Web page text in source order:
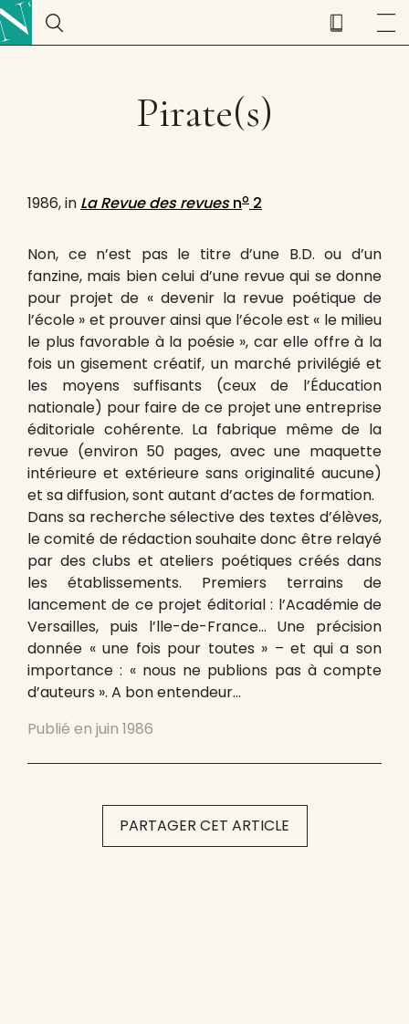
Pirate(s)
1986, in La Revue des revuesno 2
Non, ce n’est pas le titre d’une B.D. ou d’un
fanzine, mais bien celui d’une revue qui se donne
pour projet de « devenir la revue poétique de
l’école » et prouver ainsi que l’école est « le milieu
le plus favorable à la poésie », car elle offre à la
fois un gisement créatif, un marché privilégié et
les moyens suffisants (ceux de l’Éducation
nationale) pour faire de ce projet une entreprise
éditoriale cohérente. La fabrique même de la
revue (environ 50 pages, avec une maquette
intérieure et extérieure sans originalité aucune)
et sa diffusion, sont autant d’actes de formation.
Dans sa recherche sélective des textes d’élèves,
le comité de rédaction souhaite donc être relayé
par des clubs et ateliers poétiques créés dans
les établissements. Premiers terrains de
lancement de ce projet éditorial : l’Académie de
Versailles, puis l’lle-de-France… Une précision
donnée « une fois pour toutes » – et qui a son
importance : « nous ne publions pas à compte
d’auteurs ». A bon entendeur…
Publié en juin 1986
PARTAGER CET ARTICLE